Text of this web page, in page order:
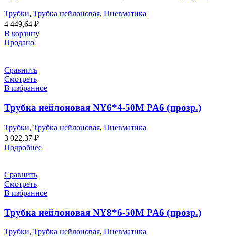
Трубки, Трубка нейлоновая, Пневматика
4 449,64 ₽
В корзину
Продано
Сравнить
Смотреть
В избранное
Трубка нейлоновая NY6*4-50M PA6 (прозр.)
Трубки, Трубка нейлоновая, Пневматика
3 022,37 ₽
Подробнее
Сравнить
Смотреть
В избранное
Трубка нейлоновая NY8*6-50M PA6 (прозр.)
Трубки, Трубка нейлоновая, Пневматика